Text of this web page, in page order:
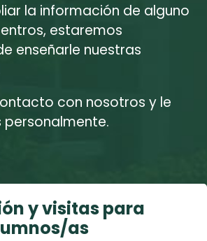
la información de alguno
estaremos
enseñarle nuestras
con nosotros y le
y visitas para
as